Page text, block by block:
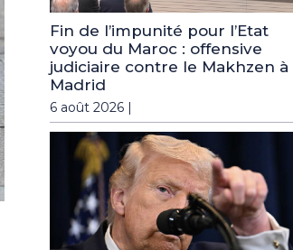
Fin de l’impunité pour l’Etat
voyou du Maroc : offensive
judiciaire contre le Makhzen à
Madrid
6 août 2026 |